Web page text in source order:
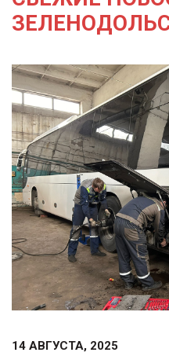
14 АВГУСТА, 2025